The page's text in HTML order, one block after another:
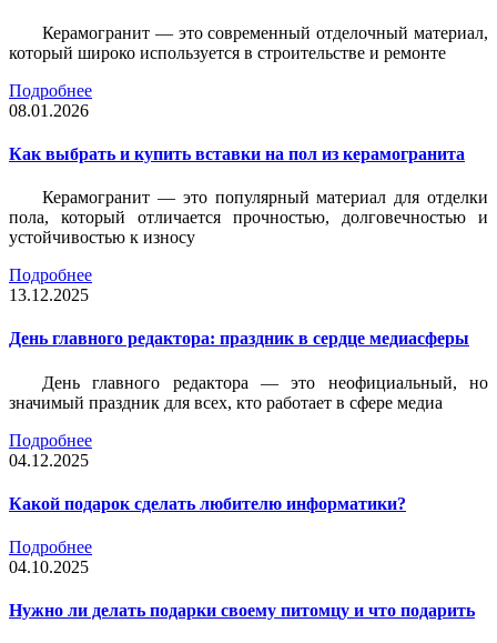
Керамогранит — это современный отделочный материал,
который широко используется в строительстве и ремонте
Подробнее
08.01.2026
Как выбрать и купить вставки на пол из керамогранита
Керамогранит — это популярный материал для отделки
пола, который отличается прочностью, долговечностью и
устойчивостью к износу
Подробнее
13.12.2025
День главного редактора: праздник в сердце медиасферы
День главного редактора — это неофициальный, но
значимый праздник для всех, кто работает в сфере медиа
Подробнее
04.12.2025
Какой подарок сделать любителю информатики?
Подробнее
04.10.2025
Нужно ли делать подарки своему питомцу и что подарить